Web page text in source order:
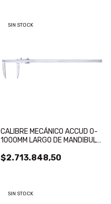
SIN STOCK
CALIBRE MECÁNICO ACCUD 0-
1000MM LARGO DE MANDIBULA
$2.713.848,50
SIN STOCK